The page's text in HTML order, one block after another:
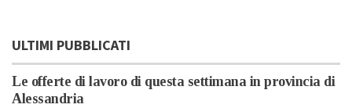
ULTIMI PUBBLICATI
Le offerte di lavoro di questa settimana in provincia di
Alessandria